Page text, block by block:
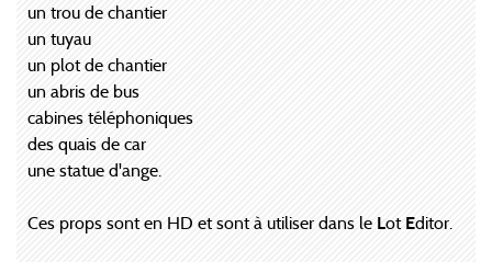
un trou de chantier
un tuyau
un plot de chantier
un abris de bus
cabines téléphoniques
des quais de car
une statue d'ange.
Ces props sont en HD et sont à utiliser dans le Lot Editor.